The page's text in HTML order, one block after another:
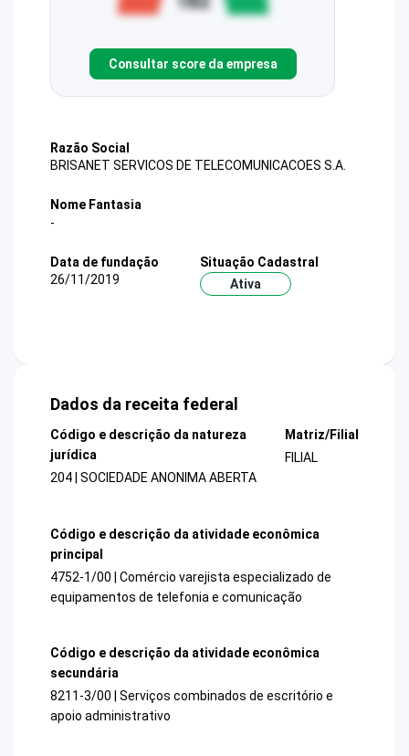
Consultar score da empresa
Razão Social
BRISANET SERVICOS DE TELECOMUNICACOES S.A.
Nome Fantasia
-
Data de fundação
26/11/2019
Situação Cadastral
Ativa
Dados da receita federal
Código e descrição da natureza
jurídica
204 | SOCIEDADE ANONIMA ABERTA
Matriz/Filial
FILIAL
Código e descrição da atividade econômica
principal
4752-1/00 | Comércio varejista especializado de
equipamentos de telefonia e comunicação
Código e descrição da atividade econômica
secundária
8211-3/00 | Serviços combinados de escritório e
apoio administrativo